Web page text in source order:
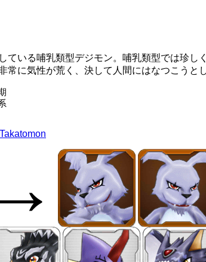
ている哺乳類型デジモン。哺乳類型では珍
常に気性が荒く、決して人間にはなつこうとし